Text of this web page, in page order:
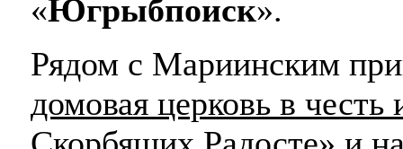
«Югрыбпоиск».
Рядом с Мариинским
домовая церковь в